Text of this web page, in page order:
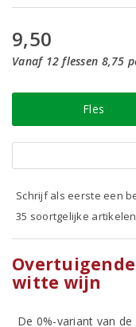
9,50
Vanaf 12 flessen 8,75
Fles
Schrijf als eerste een
35 soortgelijke
witte wijn
De 0%-variant van